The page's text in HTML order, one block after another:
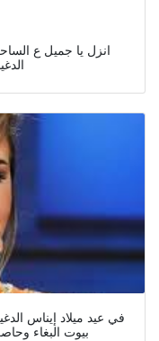
انزل يا جميل ع
في عيد ميلاد إيناس
بيوت البغاء